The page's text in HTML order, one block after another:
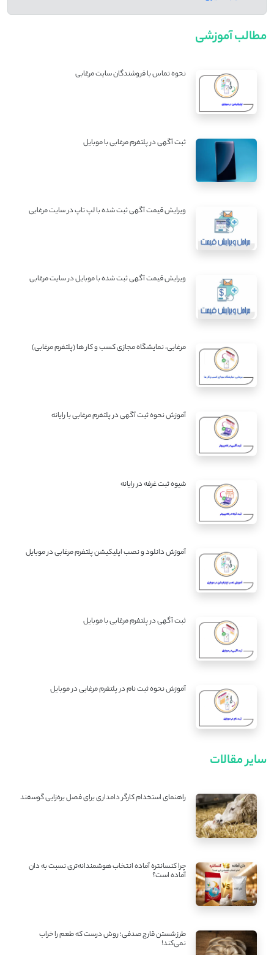
مطالب آموزشی
نحوه تماس با فروشندگان سایت مرغابی
ثبت آگهی در پلتفرم مرغابی با موبایل
ویرایش قیمت آگهی ثبت شده با لپ تاپ در سایت مرغابی
ویرایش قیمت آگهی ثبت شده با موبایل در سایت مرغابی
مرغابی، نمایشگاه مجازی کسب و کار ها (پلتفرم مرغابی)
آموزش نحوه ثبت آگهی در پلتفرم مرغابی با رایانه
شیوه ثبت غرفه در رایانه
آموزش دانلود و نصب اپلیکیشن پلتفرم مرغابی در موبایل
ثبت آگهی در پلتفرم مرغابی با موبایل
آموزش نحوه ثبت نام در پلتفرم مرغابی در موبایل
سایر مقالات
راهنمای استخدام کارگر دامداری برای فصل بره‌زایی گوسفند
چرا کنسانتره آماده انتخاب هوشمندانه‌تری نسبت به دان
آماده است؟
طرز شستن قارچ صدفی؛ روش درست که طعم را خراب
نمی‌کند!